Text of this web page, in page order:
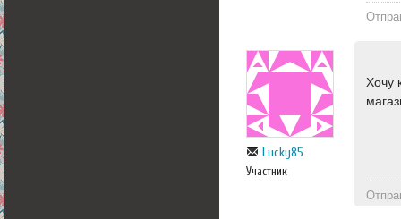
Lucky85
Участник
Хочу